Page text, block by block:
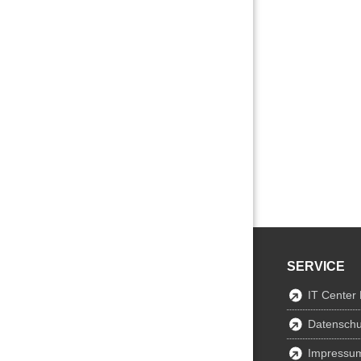
SERVICE
IT Center